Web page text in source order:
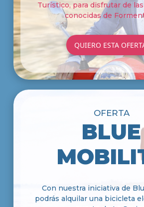
Turístico, para disfrutar de
conocidas de
QUIERO ESTA
OFERTA
BLUE
Con nuestra iniciativa de
podrás alquilar una bicicleta